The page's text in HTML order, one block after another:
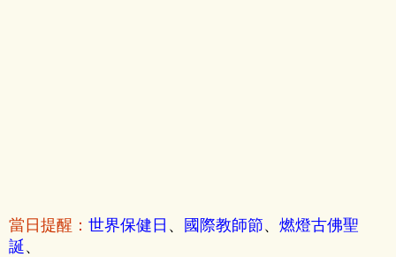
當日提醒： 世界保健日 、 國際教師節、 燃燈古佛聖
誕、